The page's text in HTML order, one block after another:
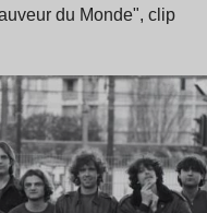
du Monde", clip